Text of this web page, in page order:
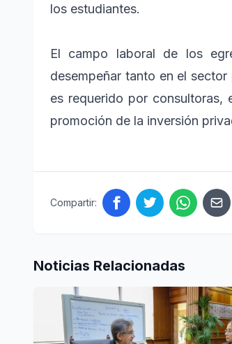
los estudiantes.
El campo laboral de los
desempeñar tanto en el
es requerido por consultoras,
promoción de la inversión
Compartir:
Noticias Relacionadas